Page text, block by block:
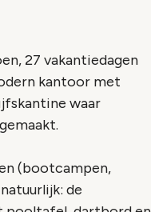
27 vakantiedagen
kantoor met
waar
(bootcampen,
de